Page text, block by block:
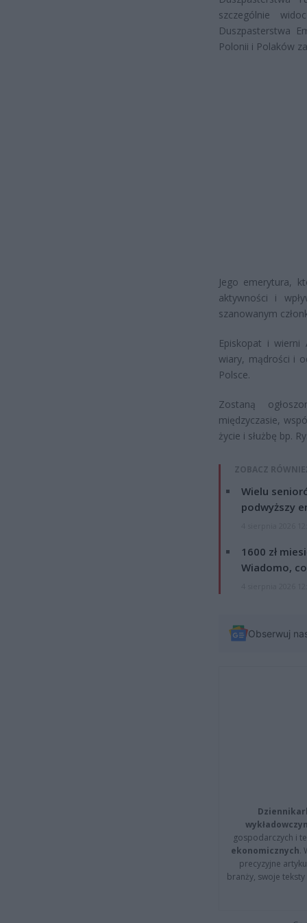
szczególnie
Duszpasterstwa
Polonii i Polaków
Jego emerytura,
aktywności i
szanowanym
Episkopat i wierni
wiary, mądrości i
Polsce.
Zostaną
międzyczasie,
życie i służbę bp.
ZOBACZ
Wielu
podwyższy
1600 zł
Wiadomo,
Obserwuj
gospodarczych i
ekonomicznych.
precyzyjne
branży, swoje